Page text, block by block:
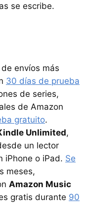
se escribe.
envíos más
30 días de prueba
de series,
de Amazon
gratuito.
Unlimited,
un lector
iPhone o iPad. Se
meses,
Amazon Music
gratis durante 90